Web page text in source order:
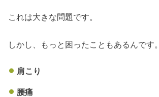
これは大きな問題です。
しかし、もっと困ったこともあるんです。
肩こり
腰痛